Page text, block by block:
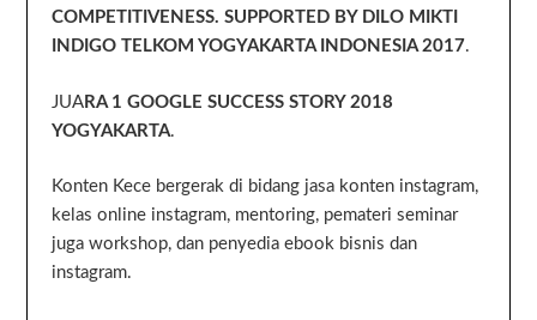
COMPETITIVENESS. SUPPORTED BY DILO MIKTI
INDIGO TELKOM YOGYAKARTA INDONESIA 2017.
JUA RA 1 GOOGLE SUCCESS STORY 2018
YOGYAKARTA.
Konten Kece bergerak di bidang jasa konten instagram,
kelas online instagram, mentoring, pemateri seminar
juga workshop, dan penyedia ebook bisnis dan
instagram.